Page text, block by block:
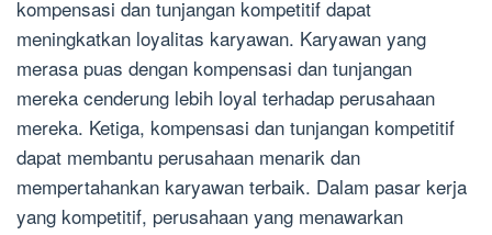
kompensasi dan tunjangan kompetitif dapat
meningkatkan loyalitas karyawan. Karyawan yang
merasa puas dengan kompensasi dan tunjangan
mereka cenderung lebih loyal terhadap perusahaan
mereka. Ketiga, kompensasi dan tunjangan kompetitif
dapat membantu perusahaan menarik dan
mempertahankan karyawan terbaik. Dalam pasar kerja
yang kompetitif, perusahaan yang menawarkan